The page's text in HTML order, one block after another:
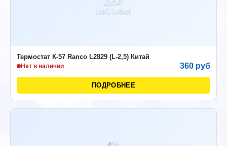
Термостат К-57 Ranco L2829 (L-2,5) Китай
Нет в наличии 360 руб
ПОДРОБНЕЕ